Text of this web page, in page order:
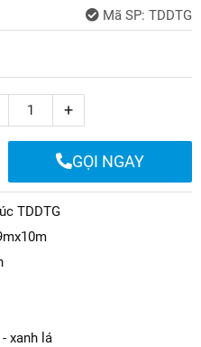
Mã SP: TDDTG
+
GỌI NGAY
TDDTG
xanh lá